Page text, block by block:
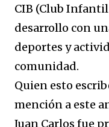
CIB (Club
desarrollo con
deportes y
comunidad.
Quien esto
mención a este
Juan Carlos fue